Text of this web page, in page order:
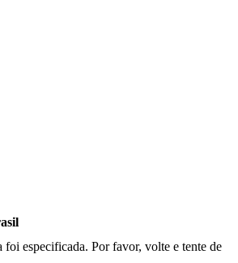
foi especificada. Por favor, volte e tente de